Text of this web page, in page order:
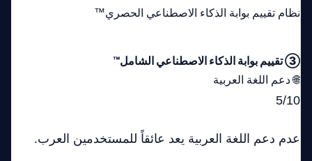
نظام تقييم بوابة الذكاء الاصطناعي الحصري™
③ تقييم بوابة الذكاء الاصطناعي الشامل™
🌐 دعم اللغة العربية
5/10
عدم دعم اللغة العربية يعد عائقاً للمستخدمين العرب.